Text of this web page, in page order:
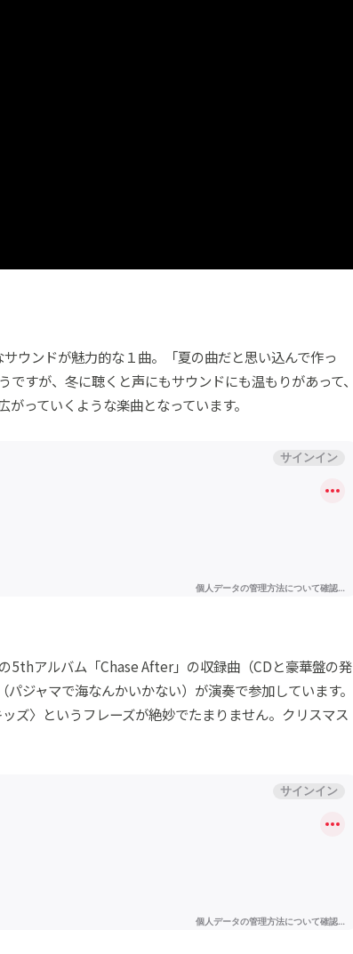
ウンドが魅力的な１曲。「夏の曲だと思い込んで作っ
すが、冬に聴くと声にもサウンドにも温もりがあって、
っていくような楽曲となっています。
5thアルバム「Chase After」の収録曲（CDと豪華盤の発
ャマで海なんかいかない）が演奏で参加しています。
ズ〉というフレーズが絶妙でたまりません。クリスマス